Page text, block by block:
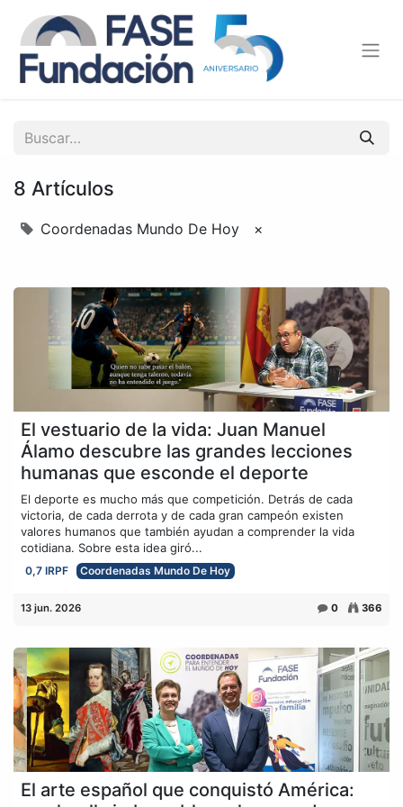
8 Artículos
Coordenadas Mundo De Hoy ×
El vestuario de la vida: Juan Manuel
Álamo descubre las grandes lecciones
humanas que esconde el deporte
El deporte es mucho más que competición. Detrás de cada
victoria, de cada derrota y de cada gran campeón existen
valores humanos que también ayudan a comprender la vida
cotidiana. Sobre esta idea giró...
0,7 IRPF Coordenadas Mundo De Hoy
13 jun. 2026 0 366
El arte español que conquistó América: